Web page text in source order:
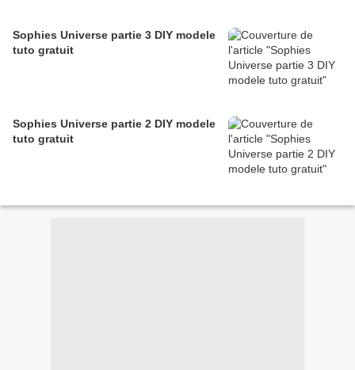
Sophies Universe partie 3 DIY modele
tuto gratuit
Sophies Universe partie 2 DIY modele
tuto gratuit